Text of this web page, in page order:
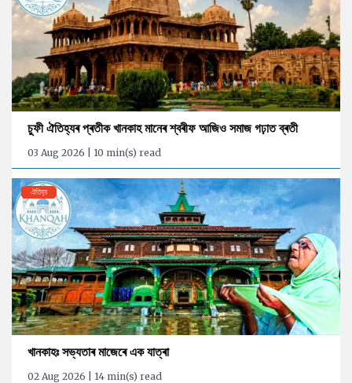
চুফী ঐতিহ্যৰ প্ৰতীক খানকাহ মানেৰ শ্বৰীফ আজিও সমাজ গঢ়াত ব্ৰতী
03 Aug 2026 | 10 min(s) read
ঐতিহ্য
খানকাহঃ সভ্যতাৰ মাজেৰে এক যাত্ৰা
02 Aug 2026 | 14 min(s) read